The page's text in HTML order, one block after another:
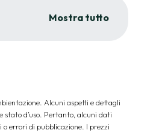
Mostra tutto
Alcuni aspetti e dettagli
stato d’uso. Pertanto, alcuni dati
o errori di pubblicazione. I prezzi